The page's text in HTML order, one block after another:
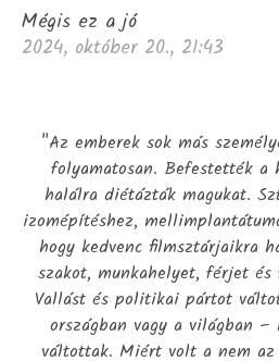
Mégis ez a jó
2024, október 20., 21:43
"Az emberek sok más
folyamatosan. Befestették a
halálra diétázták magukat.
izomépítéshez,
hogy kedvenc filmsztárjaikra
szakot, munkahelyet, férjet
Vallást és politikai pártot
országban vagy a világban
váltottak. Miért volt a nem